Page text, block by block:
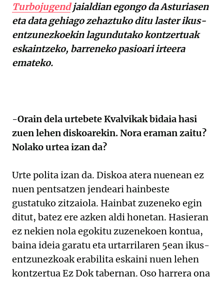
Turbojugendjaialdian egongo da Asturiasen
eta data gehiago zehaztuko ditu laster ikus-
entzunezkoekin lagundutako kontzertuak
eskaintzeko, barreneko pasioari irteera
emateko.
-Orain dela urtebete Kvalvikak bidaia hasi
zuen lehen diskoarekin. Nora eraman zaitu?
Nolako urtea izan da?
Urte polita izan da. Diskoa atera nuenean ez
nuen pentsatzen jendeari hainbeste
gustatuko zitzaiola. Hainbat zuzeneko egin
ditut, batez ere azken aldi honetan. Hasieran
ez nekien nola egokitu zuzenekoen kontua,
baina ideia garatu eta urtarrilaren 5ean ikus-
entzunezkoak erabilita eskaini nuen lehen
kontzertua Ez Dok tabernan. Oso harrera ona